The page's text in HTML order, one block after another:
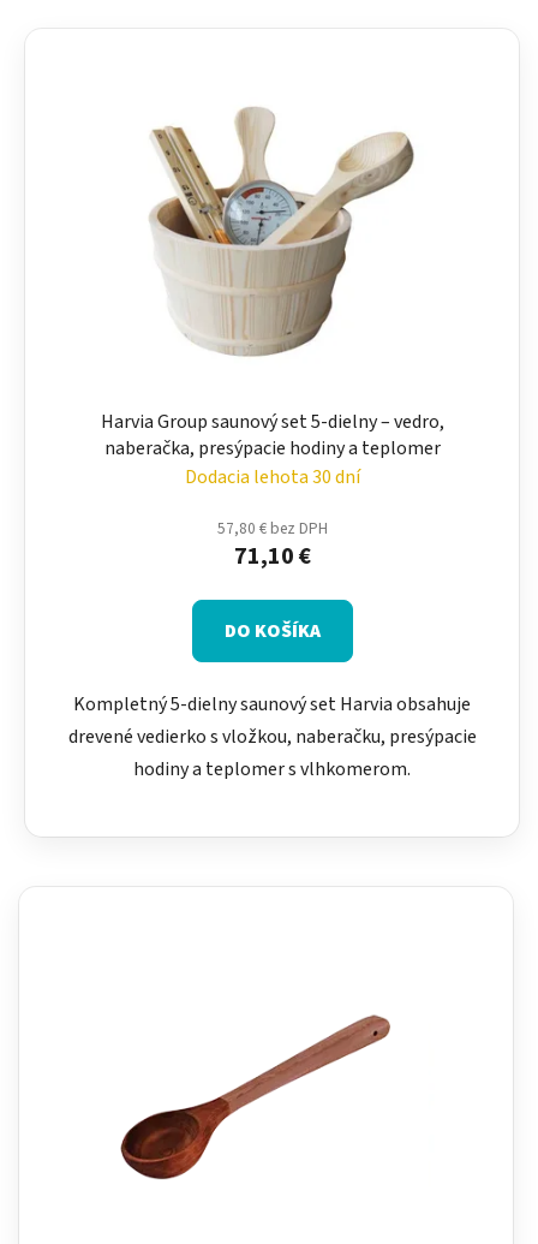
Harvia Group saunový set 5-dielny – vedro,
naberačka, presýpacie hodiny a teplomer
Dodacia lehota 30 dní
57,80 € bez DPH
71,10 €
DO KOŠÍKA
Kompletný 5-dielny saunový set Harvia obsahuje
drevené vedierko s vložkou, naberačku, presýpacie
hodiny a teplomer s vlhkomerom.